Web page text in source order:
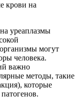
крови на
уреаплазмы
могут
человека.
важно
методы, такие
которые